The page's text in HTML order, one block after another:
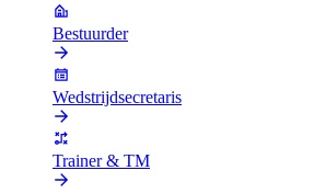
Bestuurder
Wedstrijdsecretaris
Trainer & TM